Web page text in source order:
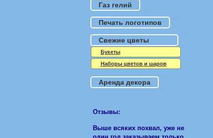
Газ гелий
Печать логотипов
Свежие цветы
Букеты
Наборы цветов и шаров
Аренда декора
Отзывы:
Выше всяких похвал, уже не